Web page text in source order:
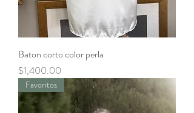
Baton corto color perla
Precio
$1,400.00
Favoritos